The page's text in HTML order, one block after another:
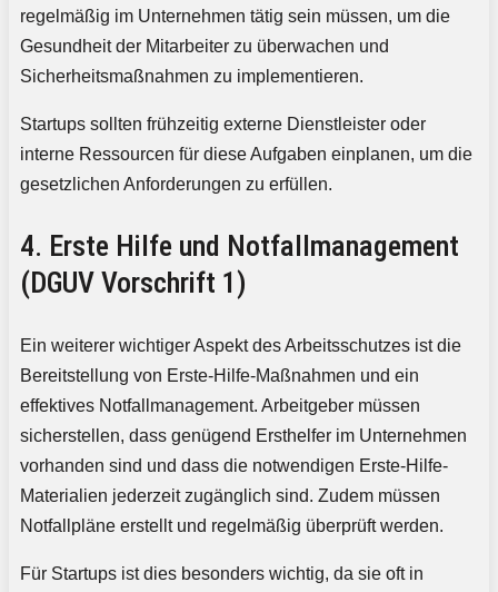
regelmäßig im Unternehmen tätig sein müssen, um die
Gesundheit der Mitarbeiter zu überwachen und
Sicherheitsmaßnahmen zu implementieren.
Startups sollten frühzeitig externe Dienstleister oder
interne Ressourcen für diese Aufgaben einplanen, um die
gesetzlichen Anforderungen zu erfüllen.
4. Erste Hilfe und Notfallmanagement
(DGUV Vorschrift 1)
Ein weiterer wichtiger Aspekt des Arbeitsschutzes ist die
Bereitstellung von Erste-Hilfe-Maßnahmen und ein
effektives Notfallmanagement. Arbeitgeber müssen
sicherstellen, dass genügend Ersthelfer im Unternehmen
vorhanden sind und dass die notwendigen Erste-Hilfe-
Materialien jederzeit zugänglich sind. Zudem müssen
Notfallpläne erstellt und regelmäßig überprüft werden.
Für Startups ist dies besonders wichtig, da sie oft in